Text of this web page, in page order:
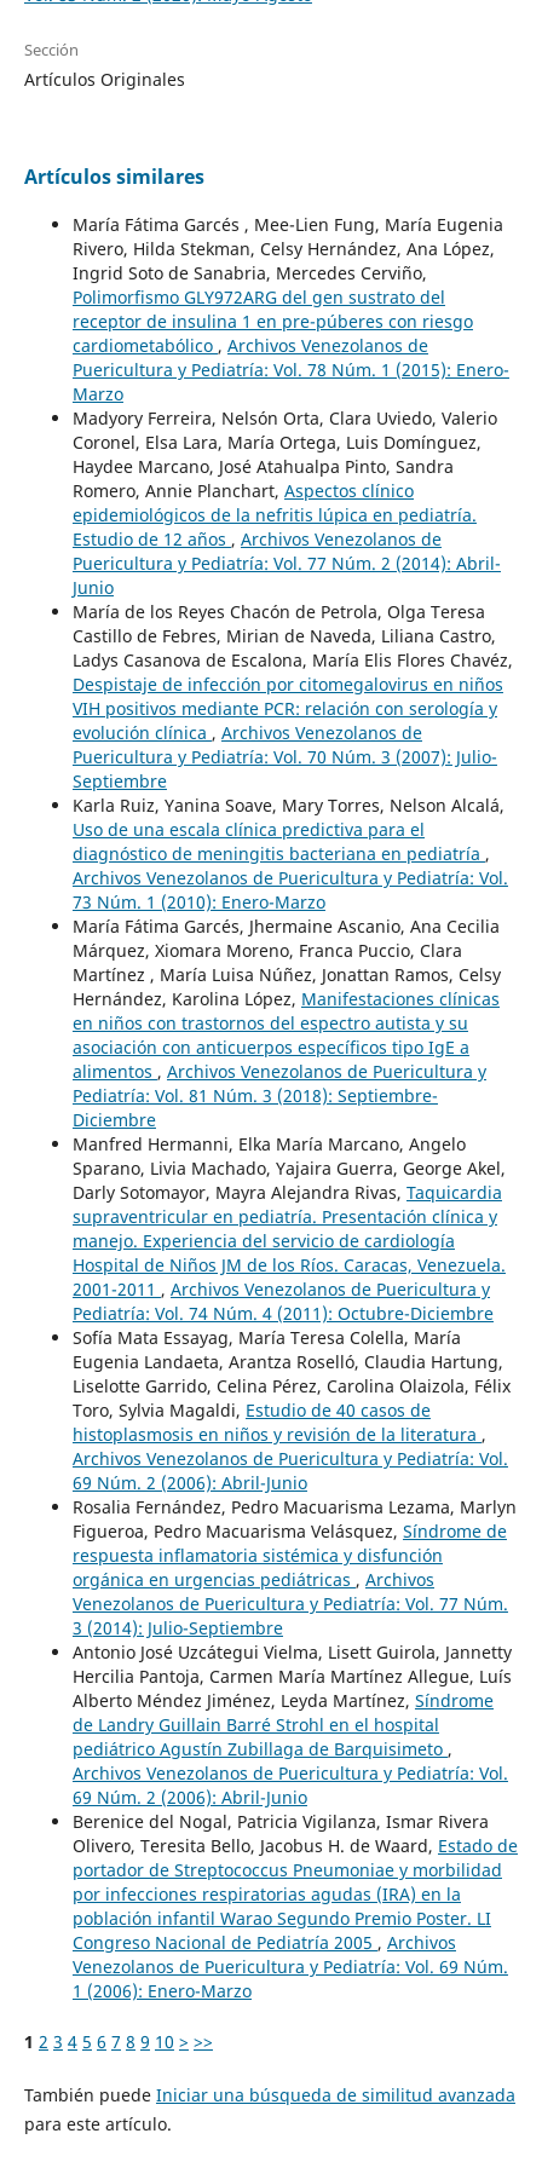
Sección
Artículos Originales
Artículos similares
María Fátima Garcés , Mee-Lien Fung, María Eugenia
Rivero, Hilda Stekman, Celsy Hernández, Ana López,
Ingrid Soto de Sanabria, Mercedes Cerviño,
Polimorfismo GLY972ARG del gen sustrato del
receptor de insulina 1 en pre-púberes con riesgo
cardiometabólico , Archivos Venezolanos de
Puericultura y Pediatría: Vol. 78 Núm. 1 (2015): Enero-
Marzo
Madyory Ferreira, Nelsón Orta, Clara Uviedo, Valerio
Coronel, Elsa Lara, María Ortega, Luis Domínguez,
Haydee Marcano, José Atahualpa Pinto, Sandra
Romero, Annie Planchart, Aspectos clínico
epidemiológicos de la nefritis lúpica en pediatría.
Estudio de 12 años , Archivos Venezolanos de
Puericultura y Pediatría: Vol. 77 Núm. 2 (2014): Abril-
Junio
María de los Reyes Chacón de Petrola, Olga Teresa
Castillo de Febres, Mirian de Naveda, Liliana Castro,
Ladys Casanova de Escalona, María Elis Flores Chavéz,
Despistaje de infección por citomegalovirus en niños
VIH positivos mediante PCR: relación con serología y
evolución clínica , Archivos Venezolanos de
Puericultura y Pediatría: Vol. 70 Núm. 3 (2007): Julio-
Septiembre
Karla Ruiz, Yanina Soave, Mary Torres, Nelson Alcalá,
Uso de una escala clínica predictiva para el
diagnóstico de meningitis bacteriana en pediatría ,
Archivos Venezolanos de Puericultura y Pediatría: Vol.
73 Núm. 1 (2010): Enero-Marzo
María Fátima Garcés, Jhermaine Ascanio, Ana Cecilia
Márquez, Xiomara Moreno, Franca Puccio, Clara
Martínez , María Luisa Núñez, Jonattan Ramos, Celsy
Hernández, Karolina López, Manifestaciones clínicas
en niños con trastornos del espectro autista y su
asociación con anticuerpos específicos tipo IgE a
alimentos , Archivos Venezolanos de Puericultura y
Pediatría: Vol. 81 Núm. 3 (2018): Septiembre-
Diciembre
Manfred Hermanni, Elka María Marcano, Angelo
Sparano, Livia Machado, Yajaira Guerra, George Akel,
Darly Sotomayor, Mayra Alejandra Rivas, Taquicardia
supraventricular en pediatría. Presentación clínica y
manejo. Experiencia del servicio de cardiología
Hospital de Niños JM de los Ríos. Caracas, Venezuela.
2001-2011 , Archivos Venezolanos de Puericultura y
Pediatría: Vol. 74 Núm. 4 (2011): Octubre-Diciembre
Sofía Mata Essayag, María Teresa Colella, María
Eugenia Landaeta, Arantza Roselló, Claudia Hartung,
Liselotte Garrido, Celina Pérez, Carolina Olaizola, Félix
Toro, Sylvia Magaldi, Estudio de 40 casos de
histoplasmosis en niños y revisión de la literatura ,
Archivos Venezolanos de Puericultura y Pediatría: Vol.
69 Núm. 2 (2006): Abril-Junio
Rosalia Fernández, Pedro Macuarisma Lezama, Marlyn
Figueroa, Pedro Macuarisma Velásquez, Síndrome de
respuesta inflamatoria sistémica y disfunción
orgánica en urgencias pediátricas , Archivos
Venezolanos de Puericultura y Pediatría: Vol. 77 Núm.
3 (2014): Julio-Septiembre
Antonio José Uzcátegui Vielma, Lisett Guirola, Jannetty
Hercilia Pantoja, Carmen María Martínez Allegue, Luís
Alberto Méndez Jiménez, Leyda Martínez, Síndrome
de Landry Guillain Barré Strohl en el hospital
pediátrico Agustín Zubillaga de Barquisimeto ,
Archivos Venezolanos de Puericultura y Pediatría: Vol.
69 Núm. 2 (2006): Abril-Junio
Berenice del Nogal, Patricia Vigilanza, Ismar Rivera
Olivero, Teresita Bello, Jacobus H. de Waard, Estado de
portador de Streptococcus Pneumoniae y morbilidad
por infecciones respiratorias agudas (IRA) en la
población infantil Warao Segundo Premio Poster. LI
Congreso Nacional de Pediatría 2005 , Archivos
Venezolanos de Puericultura y Pediatría: Vol. 69 Núm.
1 (2006): Enero-Marzo
1 2 3 4 5 6 7 8 9 10 > >>
También puede Iniciar una búsqueda de similitud avanzada
para este artículo.